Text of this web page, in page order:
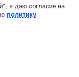
я даю согласие на
политику